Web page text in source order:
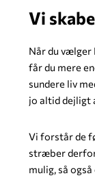
Vi
Når du vælger
får du mere
sundere liv
jo altid dejligt
Vi forstår de
stræber
mulig, så